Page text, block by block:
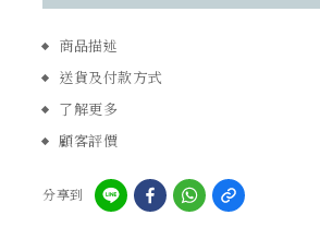
商品描述
送貨及付款方式
了解更多
顧客評價
分享到